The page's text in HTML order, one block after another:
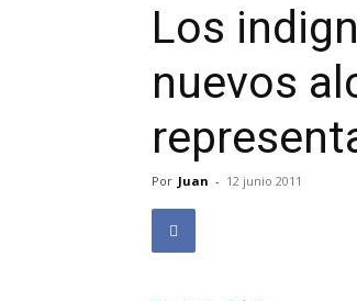
Los
nuevos
Por Juan - 12 junio 2011